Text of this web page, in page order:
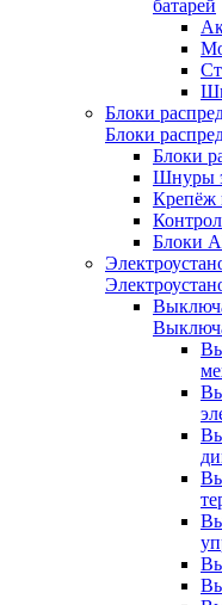
батарей
Блоки
Блоки
Блоки
Шнуры
Крепёж
Блоки